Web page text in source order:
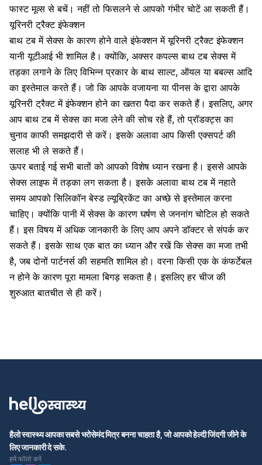
फास्ट मूव्स से बचें। नहीं तो फिसलने से आपको गंभीर चोटें आ सकती हैं।
यूरिनरी ट्रैक्ट इंफेक्शन
बाथ टब में सेक्स के कारण होने वाले इंफेक्शन में यूरिनरी ट्रैक्ट इंफेक्शन
यानी यूटीआई भी शामिल है। क्योंकि, अक्सर कपल्स बाथ टब सेक्स में
तड़का लगाने के लिए विभिन्न प्रकार के बाथ साल्ट, ऑयल या बबल्स आदि
का इस्तेमाल करते हैं। जो कि आपके वजायना या पीनस के द्वारा आपके
यूरिनरी ट्रैक्ट में इंफेक्शन होने का खतरा पैदा कर सकते हैं। इसलिए, अगर
आप बाथ टब में सेक्स का मजा लेने की सोच रहे हैं, तो प्रॉडक्ट्स का
चुनाव काफी समझदारी से करें। इसके अलावा आप किसी एक्सपर्ट की
सलाह भी ले सकते हैं।
ऊपर बताई गई सभी बातों को आपको विशेष ध्यान रखना है। इससे आपके
सेक्स लाइफ में तड़का लग सकता है। इसके अलावा बाथ टब में नहाते
समय आपको सिलिकॉन बेस्ड ल्यूब्रिकेंट का अच्छे से इस्तेमाल करना
चाहिए। क्योंकि पानी में सेक्स के कारण घर्षण से जननांग चोटिल हो सकते
हैं। इस विषय में अधिक जानकारी के लिए आप अपने डॉक्टर से संपर्क कर
सकते हैं।इसके साथ एक बात का ध्यान और रखें कि सेक्स का मजा तभी
है, जब दोनों पार्टनर्स की सहमति शामिल हो। वरना किसी एक के कंफर्टेबल
न होने के कारण पूरा मामला बिगड़ सकता है। इसलिए हर चीज की
शुरुआत बातचीत से ही करें।
हैलो स्वास्थ्य आपका सबसे भरोसेमंद मित्र बनना चाहता है, जो आपको हेल्दी जिंदगी जीने के
लिए जानकारी दे सके.
हमें फॉलो करें